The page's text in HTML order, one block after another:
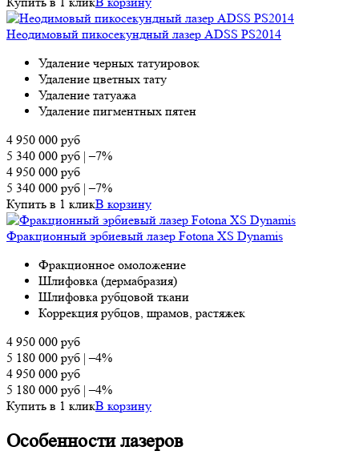
Неодимовый пикосекундный лазер ADSS PS2014
Удаление черных татуировок
Удаление цветных тату
Удаление татуажа
Удаление пигментных пятен
4 950 000 руб
5 340 000 руб |–7%
4 950 000 руб
5 340 000 руб |–7%
Купить в 1 кликВ корзину
Фракционный эрбиевый лазер Fotona XS Dynamis
Фракционное омоложение
Шлифовка (дермабразия)
Шлифовка рубцовой ткани
Коррекция рубцов, шрамов, растяжек
4 950 000 руб
5 180 000 руб |–4%
4 950 000 руб
5 180 000 руб |–4%
Купить в 1 кликВ корзину
Особенности лазеров